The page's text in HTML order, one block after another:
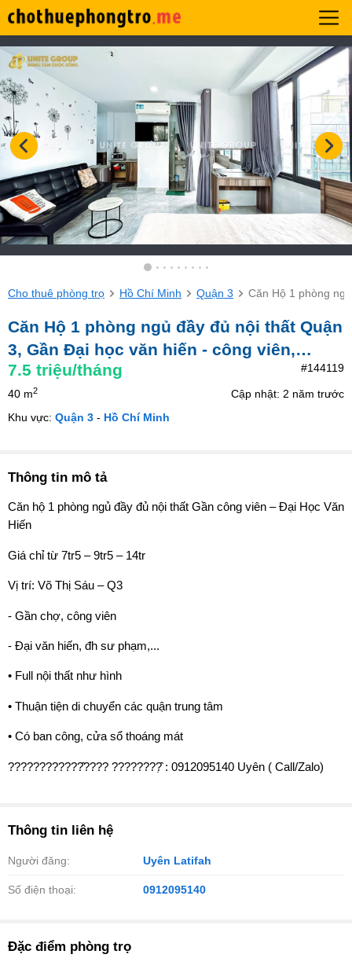
Cho thuê phòng trọ Hồ Chí Minh Quận 3 Căn Hộ 1 phòng
Căn Hộ 1 phòng ngủ đầy đủ nội thất Quận
3, Gần Đại học văn hiến - công viên,…
7.5 triệu/tháng #144119
40 m2
Cập nhật: 2 năm trước
Khu vực: Quận 3 - Hồ Chí Minh
Thông tin mô tả
Căn hộ 1 phòng ngủ đầy đủ nội thất Gần công viên – Đại Học Văn
Hiến
Giá chỉ từ 7tr5 – 9tr5 – 14tr
Vị trí: Võ Thị Sáu – Q3
- Gần chợ, công viên
- Đại văn hiến, đh sư phạm,...
• Full nội thất như hình
• Thuận tiện di chuyển các quận trung tâm
• Có ban công, cửa sổ thoáng mát
️????????????̂???? ????????̣̂ : 0912095140 Uyên ( Call/Zalo)
Thông tin liên hệ
Người đăng: Uyên Latifah
Số điện thoại: 0912095140
Đặc điểm phòng trọ